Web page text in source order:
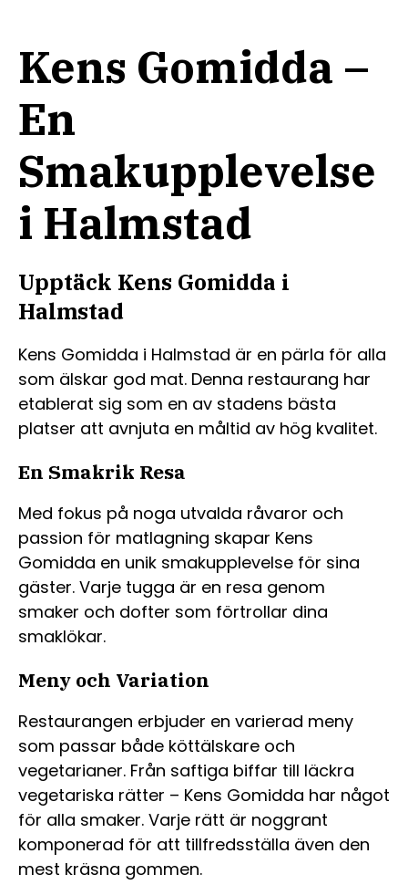
Kens Gomidda –
En
Smakupplevelse
i Halmstad
Upptäck Kens Gomidda i
Halmstad
Kens Gomidda i Halmstad är en pärla för alla
som älskar god mat. Denna restaurang har
etablerat sig som en av stadens bästa
platser att avnjuta en måltid av hög kvalitet.
En Smakrik Resa
Med fokus på noga utvalda råvaror och
passion för matlagning skapar Kens
Gomidda en unik smakupplevelse för sina
gäster. Varje tugga är en resa genom
smaker och dofter som förtrollar dina
smaklökar.
Meny och Variation
Restaurangen erbjuder en varierad meny
som passar både köttälskare och
vegetarianer. Från saftiga biffar till läckra
vegetariska rätter – Kens Gomidda har något
för alla smaker. Varje rätt är noggrant
komponerad för att tillfredsställa även den
mest kräsna gommen.